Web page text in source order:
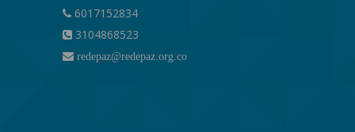
6017152834
3104868523
redepaz@redepaz.org.co